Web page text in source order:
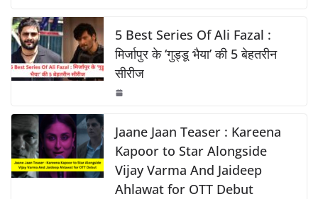
o
k
p k
c
e
b
o
o
k
at
s
A
p
p
y
Li
n
k
e
5 Best Series Of Ali Fazal :
मिर्जापुर के ‘गुड्डू भैया’ की 5 बेहतरीन
सीरीज
Jaane Jaan Teaser : Kareena
Kapoor to Star Alongside
Vijay Varma And Jaideep
Ahlawat for OTT Debut